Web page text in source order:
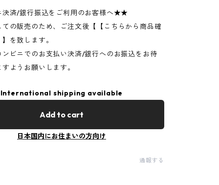
済/銀行振込をご利用のお客様へ★★
の販売のため、ご注文後【【こちらから商品確
を致します。
ンビニでのお支払い決済/銀行へのお振込をお待
ようお願いします。
International shipping available
Add to cart
日本国内にお住まいの方向け
通報する